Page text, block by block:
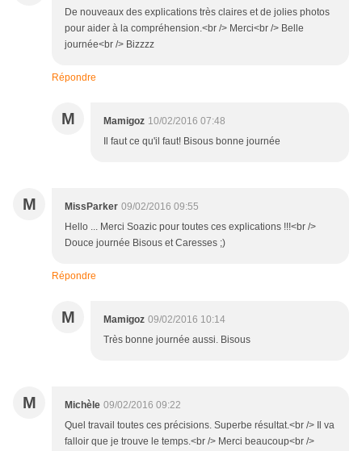
De nouveaux des explications très claires et de jolies photos
pour aider à la compréhension.<br /> Merci<br /> Belle
journée<br /> Bizzzz
Répondre
M Mamigoz 10/02/2016 07:48
Il faut ce qu'il faut! Bisous bonne journée
M MissParker 09/02/2016 09:55
Hello ... Merci Soazic pour toutes ces explications !!!<br />
Douce journée Bisous et Caresses ;)
Répondre
M Mamigoz 09/02/2016 10:14
Très bonne journée aussi. Bisous
M Michèle 09/02/2016 09:22
Quel travail toutes ces précisions. Superbe résultat.<br /> Il va
falloir que je trouve le temps.<br /> Merci beaucoup<br />